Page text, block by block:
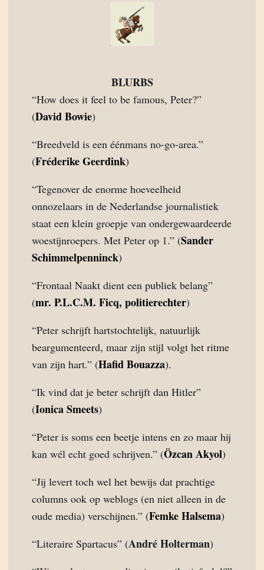
BLURBS
“How does it feel to be famous, Peter?”
(David Bowie)
“Breedveld is een éénmans no-go-area.”
(Fréderike Geerdink)
“Tegenover de enorme hoeveelheid
onnozelaars in de Nederlandse journalistiek
staat een klein groepje van ondergewaardeerde
woestijnroepers. Met Peter op 1.” (Sander
Schimmelpenninck)
“Frontaal Naakt dient een publiek belang”
(mr. P.L.C.M. Ficq, politierechter)
“Peter schrijft hartstochtelijk, natuurlijk
beargumenteerd, maar zijn stijl volgt het ritme
van zijn hart.” (Hafid Bouazza).
“Ik vind dat je beter schrijft dan Hitler”
(Ionica Smeets)
“Peter is soms een beetje intens en zo maar hij
kan wél echt goed schrijven.” (Özcan Akyol)
“Jij levert toch wel het bewijs dat prachtige
columns ook op weblogs (en niet alleen in de
oude media) verschijnen.” (Femke Halsema)
“Literaire Spartacus” (André Holterman)